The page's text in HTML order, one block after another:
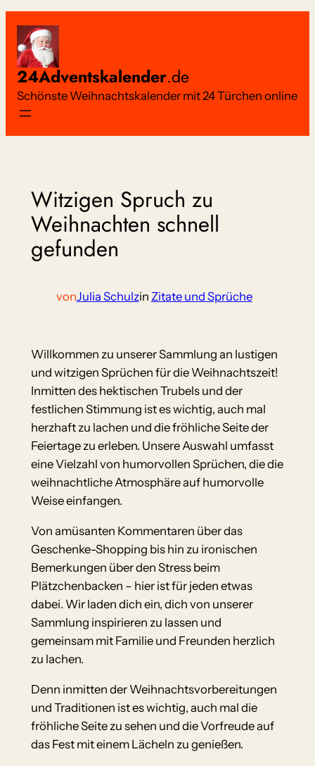
Inhalt
springen
24Adventskalender.de
Schönste Weihnachtskalender mit 24 Türchen online
Witzigen Spruch zu
Weihnachten schnell
gefunden
vonJulia Schulzin Zitate und Sprüche
Willkommen zu unserer Sammlung an lustigen
und witzigen Sprüchen für die Weihnachtszeit!
Inmitten des hektischen Trubels und der
festlichen Stimmung ist es wichtig, auch mal
herzhaft zu lachen und die fröhliche Seite der
Feiertage zu erleben. Unsere Auswahl umfasst
eine Vielzahl von humorvollen Sprüchen, die die
weihnachtliche Atmosphäre auf humorvolle
Weise einfangen.
Von amüsanten Kommentaren über das
Geschenke-Shopping bis hin zu ironischen
Bemerkungen über den Stress beim
Plätzchenbacken – hier ist für jeden etwas
dabei. Wir laden dich ein, dich von unserer
Sammlung inspirieren zu lassen und
gemeinsam mit Familie und Freunden herzlich
zu lachen.
Denn inmitten der Weihnachtsvorbereitungen
und Traditionen ist es wichtig, auch mal die
fröhliche Seite zu sehen und die Vorfreude auf
das Fest mit einem Lächeln zu genießen.